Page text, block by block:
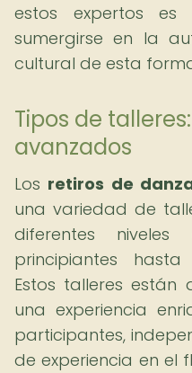
estos expertos
sumergirse en la
cultural de esta
Tipos de
avanzados
Los retiros de
una variedad de
diferentes
principiantes
Estos talleres
una experiencia
participantes,
de experiencia en el